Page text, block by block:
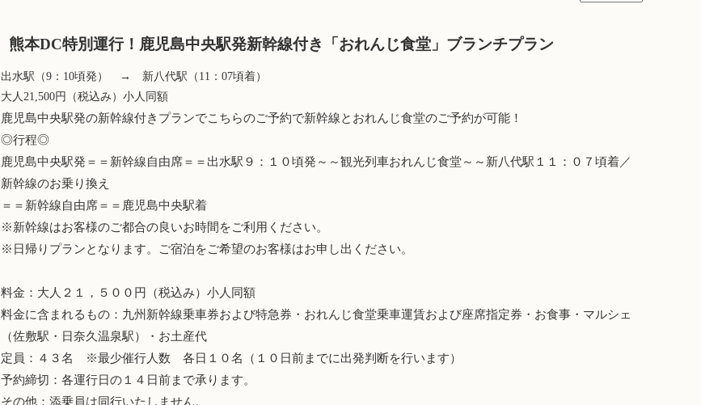
熊本DC特別運行！鹿児島中央駅発新幹線付き「おれんじ食堂」ブランチプラン
出水駅（9：10頃発） → 新八代駅（11：07頃着）
大人21,500円（税込み）小人同額
鹿児島中央駅発の新幹線付きプランでこちらのご予約で新幹線とおれんじ食堂のご予約が可能！
◎行程◎
鹿児島中央駅発＝＝新幹線自由席＝＝出水駅９：１０頃発～～観光列車おれんじ食堂～～新八代駅１１：０７頃着／
新幹線のお乗り換え
＝＝新幹線自由席＝＝鹿児島中央駅着
※新幹線はお客様のご都合の良いお時間をご利用ください。
※日帰りプランとなります。ご宿泊をご希望のお客様はお申し出ください。
料金：大人２１，５００円（税込み）小人同額
料金に含まれるもの：九州新幹線乗車券および特急券・おれんじ食堂乗車運賃および座席指定券・お食事・マルシェ
（佐敷駅・日奈久温泉駅）・お土産代
定員：４３名 ※最少催行人数 各日１０名（１０日前までに出発判断を行います）
予約締切：各運行日の１４日前まで承ります。
その他：添乗員は同行いたしません。